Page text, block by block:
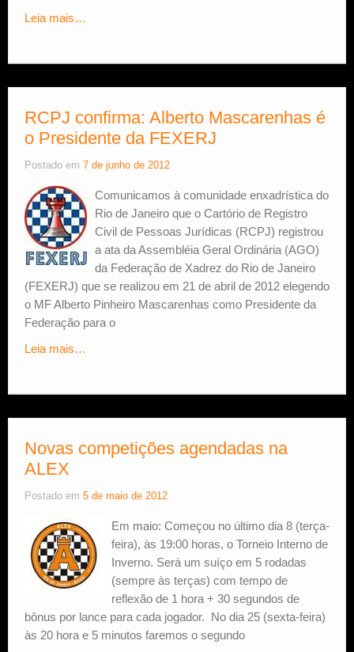
Leia mais…
RCPJ confirma: Alberto Mascarenhas é
o Presidente da FEXERJ
Postado em 7 de junho de 2012
Comunicamos à comunidade enxadrística do
Rio de Janeiro que o Cartório de Registro
Civil de Pessoas Jurídicas (RCPJ) registrou
a ata da Assembléia Geral Ordinária (AGO)
da Federação de Xadrez do Rio de Janeiro
(FEXERJ) que se realizou em 21 de abril de 2012 elegendo
o MF Alberto Pinheiro Mascarenhas como Presidente da
Federação para o
Leia mais…
Novas competições agendadas na
ALEX
Postado em 5 de maio de 2012
Em maio: Começou no último dia 8 (terça-
feira), às 19:00 horas, o Torneio Interno de
Inverno. Será um suíço em 5 rodadas
(sempre às terças) com tempo de
reflexão de 1 hora + 30 segundos de
bônus por lance para cada jogador. No dia 25 (sexta-feira)
às 20 hora e 5 minutos faremos o segundo